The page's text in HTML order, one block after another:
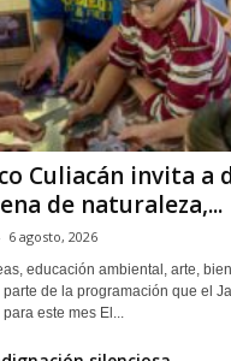
Culiacán invita a
de naturaleza,...
6 agosto, 2026
educación ambiental, arte,
de la programación que el
este mes El...